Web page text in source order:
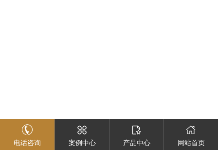
电话咨询 案例中心 产品中心 网站首页